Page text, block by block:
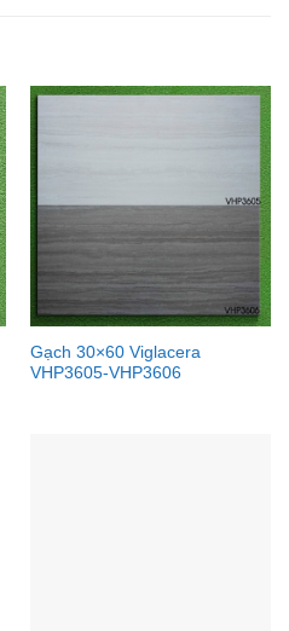
Gạch 30×60 Viglacera
VHP3605-VHP3606